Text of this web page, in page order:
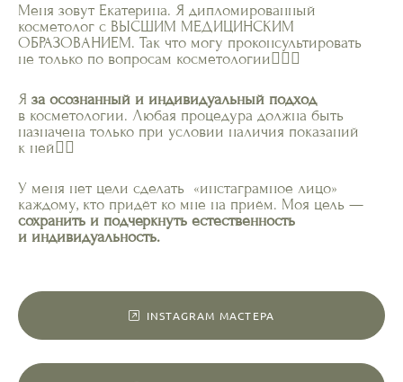
Меня зовут Екатерина. Я дипломированный
косметолог с ВЫСШИМ МЕДИЦИНСКИМ
ОБРАЗОВАНИЕМ. Так что могу проконсультировать
не только по вопросам косметологии👩🏻‍⚕️
Я за осознанный и индивидуальный подход
в косметологии. Любая процедура должна быть
назначена только при условии наличия показаний
к ней👆🏻
У меня нет цели сделать «инстаграмное лицо»
каждому, кто придёт ко мне на приём. Моя цель —
сохранить и подчеркнуть естественность
и индивидуальность.
INSTAGRAM МАСТЕРА